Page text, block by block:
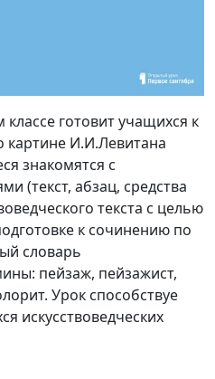
классе готовит учащихся к
И.И.Левитана
знакомятся с
(текст, абзац, средства
текста с целью
к сочинению по
словарь
пейзаж, пейзажист,
Урок способствуе
искусствоведческих